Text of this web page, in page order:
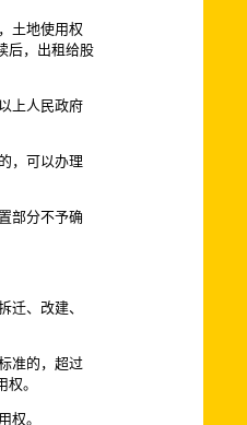
土地使用权
后，出租给股
上人民政府
，可以办理
部分不予确
、改建、
准的，超过
。
权。